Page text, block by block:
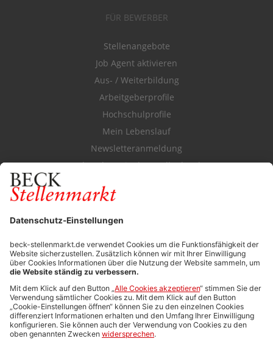
FÜR BEWERBER
Stellenangebote
Job Agent aktivieren
Aus- / Weiterbildung
Arbeitgeberprofile
Hochschulprofile
Mein Lebenslauf
Newsletteranmeldung
Durchsuchen Sie den Stellenkatalog
FÜR ARBEITGEBER
Stellenmarktpreise
Anzeigen-AGB
Media-Daten
Newsletteranmeldung
Produktübersicht
ALLGEMEIN